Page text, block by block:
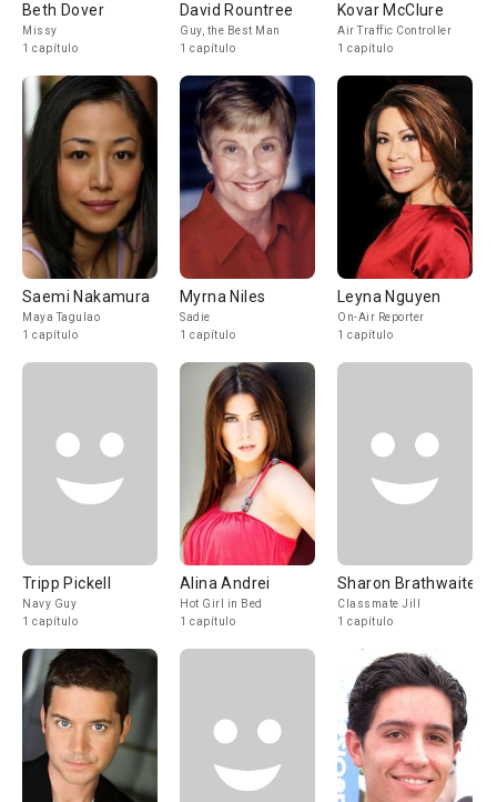
Beth Dover
Missy
1 capítulo
David Rountree
Guy, the Best Man
1 capítulo
Kovar McClure
Air Traffic Controller
1 capítulo
Saemi Nakamura
Maya Tagulao
1 capítulo
Myrna Niles
Sadie
1 capítulo
Leyna Nguyen
On-Air Reporter
1 capítulo
Tripp Pickell
Navy Guy
1 capítulo
Alina Andrei
Hot Girl in Bed
1 capítulo
Sharon Brathwaite
Classmate Jill
1 capítulo